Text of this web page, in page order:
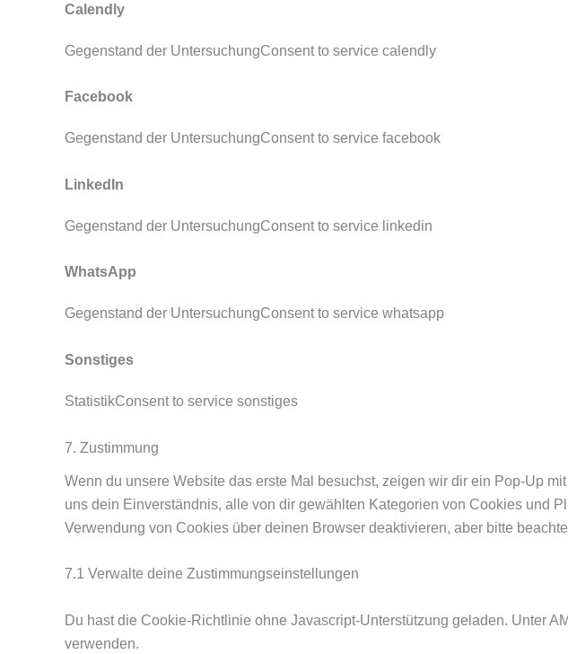
Calendly
Gegenstand der UntersuchungConsent to service calendly
Facebook
Gegenstand der UntersuchungConsent to service facebook
LinkedIn
Gegenstand der UntersuchungConsent to service linkedin
WhatsApp
Gegenstand der UntersuchungConsent to service whatsapp
Sonstiges
StatistikConsent to service sonstiges
7. Zustimmung
Wenn du unsere Website das erste Mal besuchst, zeigen wir dir ein Pop-Up
uns dein Einverständnis, alle von dir gewählten Kategorien von Cookies und
Verwendung von Cookies über deinen Browser deaktivieren, aber bitte
7.1 Verwalte deine Zustimmungseinstellungen
Du hast die Cookie-Richtlinie ohne Javascript-Unterstützung geladen. Unter
verwenden.